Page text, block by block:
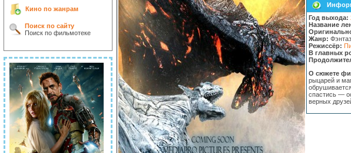
Кино по жанрам
Поиск по сайту
Поиск по фильмотеке
Год выхода:
Название
Жанр:
Режиссёр:
В главных
О сюжете
рыцарей и
спастись —
верных